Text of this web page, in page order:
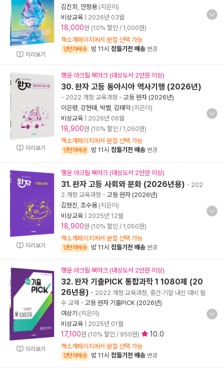
미리보기
김진희
안정용(지은이)
비상교육
2026년 03월
18,000원 (10% 할인 / 1,000원)
책소개페이지에서 분철 선택 가능
양탄자배송 밤 11시 잠들기전 배송 변경
미리보기
행운 아크릴 북마크 (대상도서 2만원 이상)
30. 완자 고등 동아시아 역사기행 (2026년)
- 2022 개정 교육과정 - 고등 완자 (2026년)
이은령 강현태 박별 김태익 (지은이)
비상교육
2026년 06월
18,900원 (10% 할인 / 1,050원)
책소개페이지에서 분철 선택 가능
양탄자배송 밤 11시 잠들기전 배송 변경
미리보기
행운 아크릴 북마크 (대상도서 2만원 이상)
31. 완자 고등 사회와 문화 (2026년용) - 202
2 개정 교육과정 - 고등 완자 (2026년)
김현진 조수용(지은이)
비상교육
2025년 12월
18,900원 (10% 할인 / 1,050원)
책소개페이지에서 분철 선택 가능
양탄자배송 밤 11시 잠들기전 배송 변경
미리보기
행운 아크릴 북마크 (대상도서 2만원 이상)
32. 완자 기출PICK 통합과학 1 1080제 (20
26년용) - 2022 개정 교육과정, 중간·기말 내신 대비 필
수 교재 - 고등 완자 기출PICK (2026년)
여상기 (지은이)
비상교육
2025년 01월
17,100원 (10% 할인 / 950원) 10.0
책소개페이지에서 분철 선택 가능
양탄자배송 밤 11시 잠들기전 배송 변경